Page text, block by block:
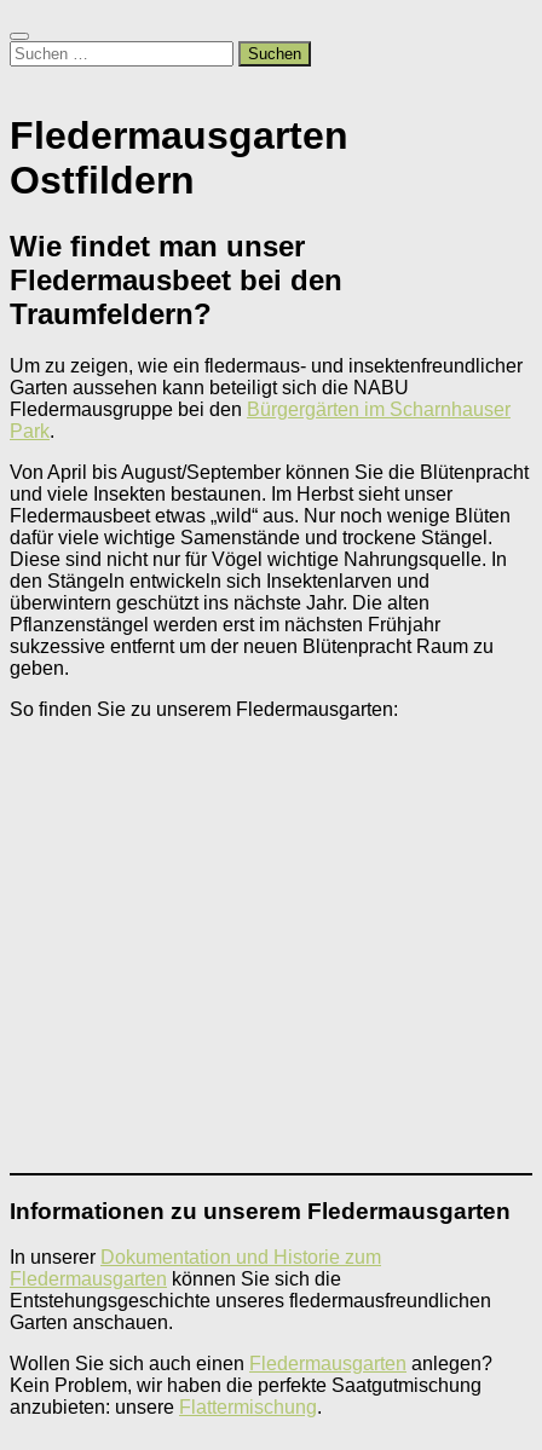
Suchen
nach:
Fledermausgarten
Ostfildern
Wie findet man unser
Fledermausbeet bei den
Traumfeldern?
Um zu zeigen, wie ein fledermaus- und insektenfreundlicher
Garten aussehen kann beteiligt sich die NABU
Fledermausgruppe bei den Bürgergärten im Scharnhauser
Park.
Von April bis August/September können Sie die Blütenpracht
und viele Insekten bestaunen. Im Herbst sieht unser
Fledermausbeet etwas „wild“ aus. Nur noch wenige Blüten
dafür viele wichtige Samenstände und trockene Stängel.
Diese sind nicht nur für Vögel wichtige Nahrungsquelle. In
den Stängeln entwickeln sich Insektenlarven und
überwintern geschützt ins nächste Jahr. Die alten
Pflanzenstängel werden erst im nächsten Frühjahr
sukzessive entfernt um der neuen Blütenpracht Raum zu
geben.
So finden Sie zu unserem Fledermausgarten:
Informationen zu unserem Fledermausgarten
In unserer Dokumentation und Historie zum
Fledermausgarten können Sie sich die
Entstehungsgeschichte unseres fledermausfreundlichen
Garten anschauen.
Wollen Sie sich auch einen Fledermausgarten anlegen?
Kein Problem, wir haben die perfekte Saatgutmischung
anzubieten: unsere Flattermischung.